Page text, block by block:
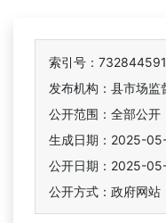
索引号：
发布机构：县市场监
公开范围：全部公开
生成日期：2025-
公开日期：2025-
公开方式：政府网站